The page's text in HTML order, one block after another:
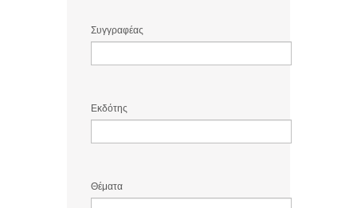
Συγγραφέας
Εκδότης
Θέματα